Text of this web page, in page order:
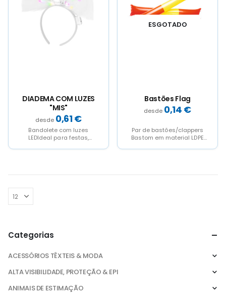
page
pageDIADEMA COM LUZES
"MIS"
0,61€
Bandolete com luzes
LEDIdeal para festas,
ESGOTADO
Bastões Flag
0,14 €
Par de bastões/clappers
Bastom em material LDPE
Categorias
ACESSÓRIOS TÊXTEIS & MODA
ALTA VISIBILIDADE, PROTEÇÃO & EPI
ANIMAIS DE ESTIMAÇÃO